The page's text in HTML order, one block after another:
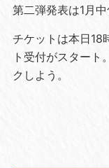
第二弾発表は1月
チケットは本日18
ト受付がスタート
クしよう。